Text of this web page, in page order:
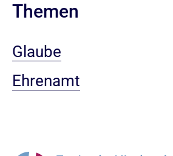
Themen
Glaube
Ehrenamt